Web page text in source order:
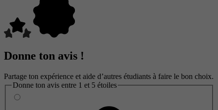
Donne ton avis !
Partage ton expérience et aide d’autres étudiants à faire le bon choix.
Donne ton avis entre 1 et 5 étoiles